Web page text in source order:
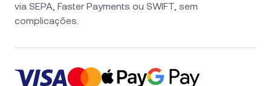
via SEPA, Faster Payments ou SWIFT, sem
complicações.